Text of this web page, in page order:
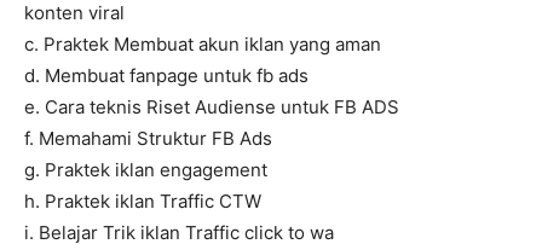
konten viral
c. Praktek Membuat akun iklan yang aman
d. Membuat fanpage untuk fb ads
e. Cara teknis Riset Audiense untuk FB ADS
f. Memahami Struktur FB Ads
g. Praktek iklan engagement
h. Praktek iklan Traffic CTW
i. Belajar Trik iklan Traffic click to wa